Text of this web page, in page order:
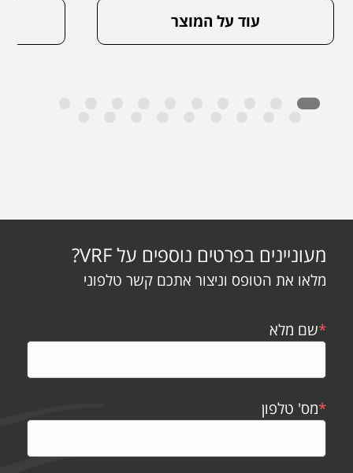
עוד על המוצר
מעוניינים בפרטים נוספים על VRF?
מלאו את הטופס וניצור אתכם קשר טלפוני
*שם מלא
*מס' טלפון